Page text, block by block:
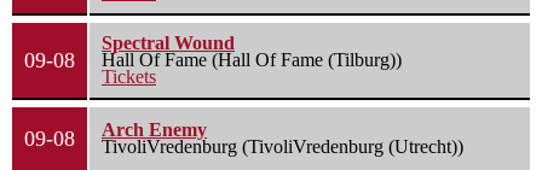
09-08
Spectral Wound
Hall Of Fame (Hall Of Fame (Tilburg))
Tickets
09-08
Arch Enemy
TivoliVredenburg (TivoliVredenburg (Utrecht))